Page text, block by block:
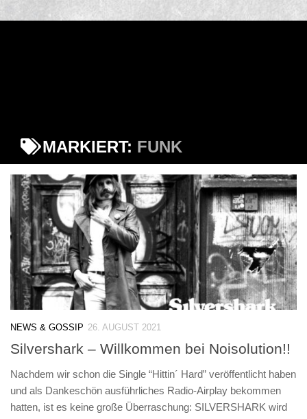
MARKIERT: FUNK
NEWS & GOSSIP 26. AUGUST 2021
Silvershark – Willkommen bei Noisolution!!
Nachdem wir schon die Single “Hittin´ Hard” veröffentlicht haben
und als Dankeschön ausführliches Radio-Airplay bekommen
hatten, ist es keine große Überraschung: SILVERSHARK wird